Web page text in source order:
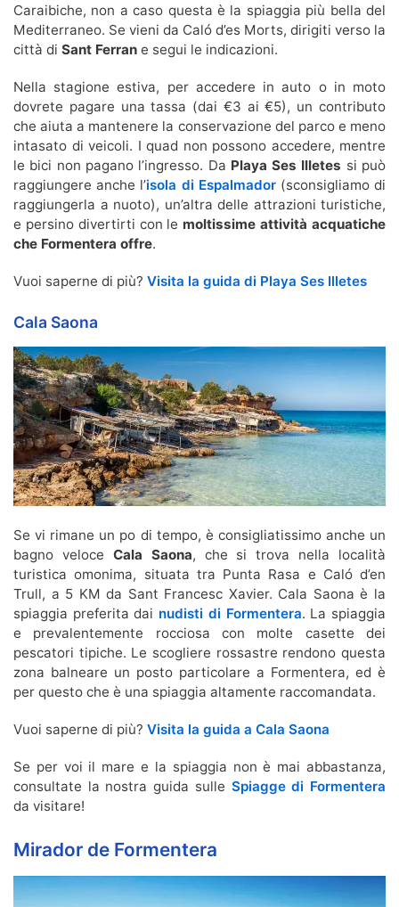
Caraibiche, non a caso questa è la spiaggia più bella del
Mediterraneo. Se vieni da Caló d’es Morts, dirigiti verso la
città di Sant Ferran e segui le indicazioni.
Nella stagione estiva, per accedere in auto o in moto
dovrete pagare una tassa (dai €3 ai €5), un contributo
che aiuta a mantenere la conservazione del parco e meno
intasato di veicoli. I quad non possono accedere, mentre
le bici non pagano l’ingresso. Da Playa Ses Illetes si può
raggiungere anche l’isola di Espalmador(sconsigliamo di
raggiungerla a nuoto), un’altra delle attrazioni turistiche,
e persino divertirti con le moltissime attività acquatiche
che Formentera offre.
Vuoi saperne di più? Visita la guida di Playa Ses Illetes
Cala Saona
Se vi rimane un po di tempo, è consigliatissimo anche un
bagno veloce Cala Saona, che si trova nella località
turistica omonima, situata tra Punta Rasa e Caló d’en
Trull, a 5 KM da Sant Francesc Xavier. Cala Saona è la
spiaggia preferita dai nudisti di Formentera. La spiaggia
e prevalentemente rocciosa con molte casette dei
pescatori tipiche. Le scogliere rossastre rendono questa
zona balneare un posto particolare a Formentera, ed è
per questo che è una spiaggia altamente raccomandata.
Vuoi saperne di più? Visita la guida a Cala Saona
Se per voi il mare e la spiaggia non è mai abbastanza,
consultate la nostra guida sulle Spiagge di Formentera
da visitare!
Mirador de Formentera